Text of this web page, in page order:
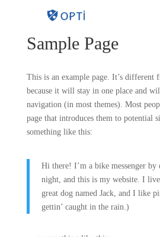
Sample Page
This is an example page. It’s different
because it will stay in one place and
navigation (in most themes). Most
page that introduces them to potential
something like this:
Hi there! I’m a bike messenger by
night, and this is my website. I
great dog named Jack, and I like
gettin’ caught in the rain.)